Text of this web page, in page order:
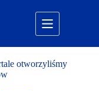
otworzyliśmy